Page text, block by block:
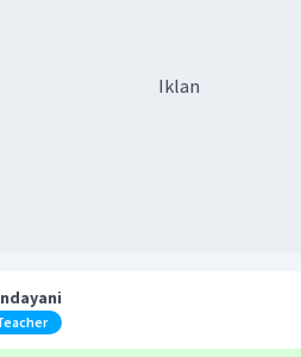
Iklan